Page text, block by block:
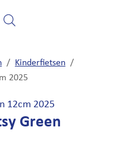
Elektrische fietsen
/ Kinderfietsen /
2025
Green